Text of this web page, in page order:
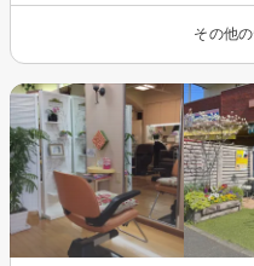
その他